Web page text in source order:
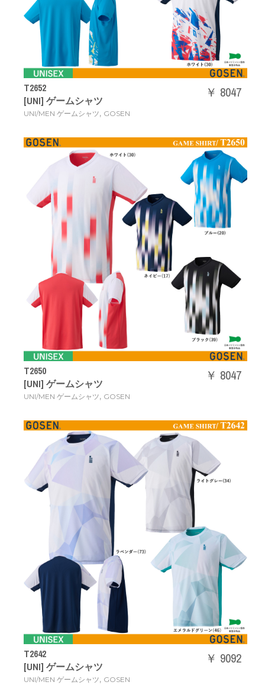
T2652
[UNI] ゲームシャツ
UNI/MEN ゲームシャツ, GOSEN
￥ 8047
T2650
[UNI] ゲームシャツ
UNI/MEN ゲームシャツ, GOSEN
￥ 8047
T2642
[UNI] ゲームシャツ
UNI/MEN ゲームシャツ, GOSEN
￥ 9092